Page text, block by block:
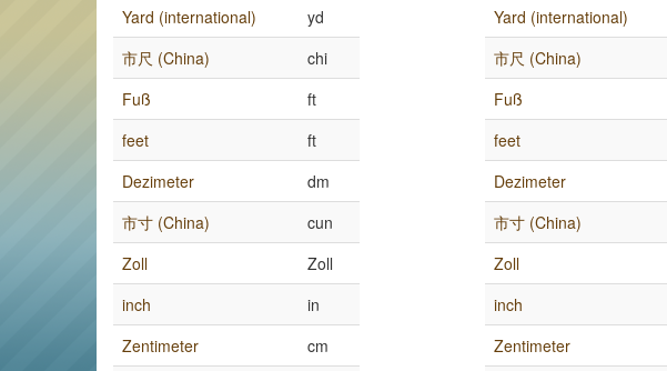
Yard (international)
yd
市尺 (China)
chi
Fuß
ft
feet
ft
Dezimeter
dm
市寸 (China)
cun
Zoll
Zoll
inch
in
Zentimeter
cm
Yard (international)
市尺 (China)
Fuß
feet
Dezimeter
市寸 (China)
Zoll
inch
Zentimeter